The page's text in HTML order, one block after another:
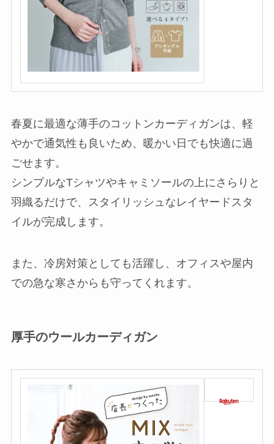
春夏に最適な薄手のコットンカーディガンは、軽
やかで通気性も良いため、暖かい日でも快適に過
ごせます。
シンプルなTシャツやキャミソールの上にさらりと
羽織るだけで、スタイリッシュなレイヤードスタ
イルが完成します。
また、冷房対策としても活躍し、オフィスや屋内
での急な寒さからも守ってくれます。
厚手のウールカーディガン